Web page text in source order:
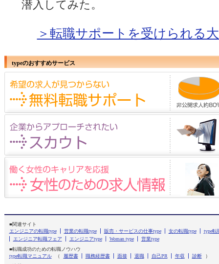
潜入してみた。
＞転職サポートを受けられる
typeのおすすめサービス
■関連サイト
エンジニアの転職type
営業の転職type 販売・サービスの仕事type 女の転職type
type転
エンジニア転職フェア
エンジニアtype Woman type
営業type
■転職成功のための転職ノウハウ
type転職マニュアル
（ 履歴書 職務経歴書 面接 退職 自己PR 年収 診断
）